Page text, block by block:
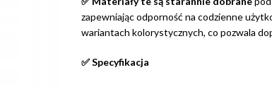
zapewniając odporność na codzienne
wariantach kolorystycznych, co pozwala
✅ Specyfikacja